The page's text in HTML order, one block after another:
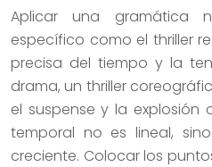
Aplicar una gramática
específico como el thriller
precisa del tiempo y la
drama, un thriller
el suspense y la explosión
temporal no es lineal,
creciente. Colocar los